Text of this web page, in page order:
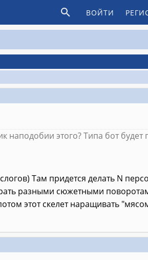
ВОЙТИ
этого? Типа бот будет
Там придется делать N
разными сюжетными
этот скелет наращивать